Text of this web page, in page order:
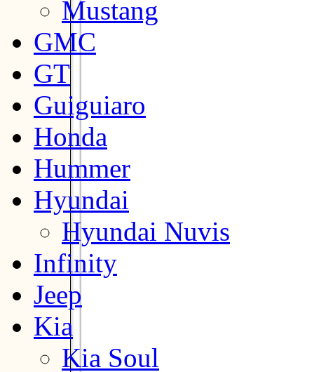
Mustang
GMC
GT
Guiguiaro
Honda
Hummer
Hyundai
Hyundai Nuvis
Infinity
Jeep
Kia
Kia Soul